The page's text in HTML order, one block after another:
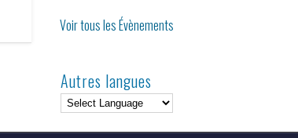
Voir tous les Évènements
Autres langues